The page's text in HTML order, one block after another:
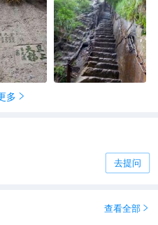
多 
去提问
查看全部 